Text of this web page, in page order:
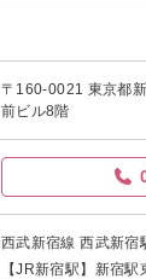
〒160-0021 東京都
前ビル8階
西武新宿線 西武新宿
【JR新宿駅】新宿